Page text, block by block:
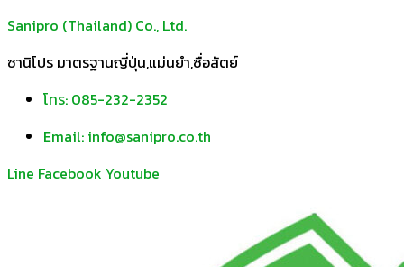
Sanipro (Thailand) Co., Ltd.
ซานิโปร มาตรฐานญี่ปุ่น,แม่นยำ,ซื่อสัตย์
โทร: 085-232-2352
Email: info@sanipro.co.th
Line Facebook Youtube